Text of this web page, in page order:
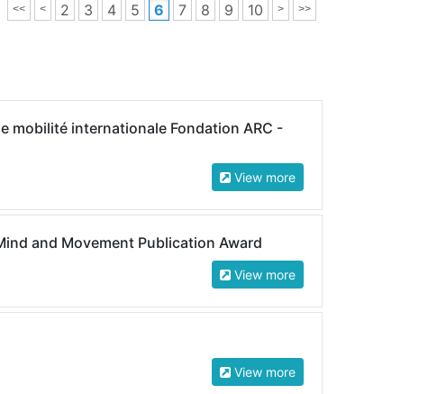
<< < 2 3 4 5 6 7 8 9 10 > >>
mobilité internationale Fondation ARC -
View more
and Movement Publication Award
View more
View more